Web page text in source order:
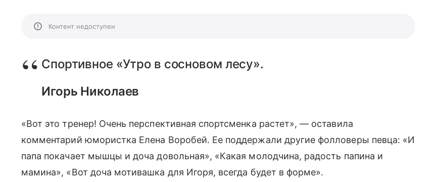
Контент недоступен
Спортивное «Утро в сосновом лесу».
Игорь Николаев
«Вот это тренер! Очень перспективная спортсменка растет», — оставила
комментарий юмористка Елена Воробей. Ее поддержали другие фолловеры певца: «И
папа покачает мышцы и доча довольная», «Какая молодчина, радость папина и
мамина», «Вот доча мотивашка для Игоря, всегда будет в форме».